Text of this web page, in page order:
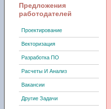
Предложения
работодателей
Проектирование
Векторизация
Разработка ПО
Расчеты И Анализ
Вакансии
Другие Задачи